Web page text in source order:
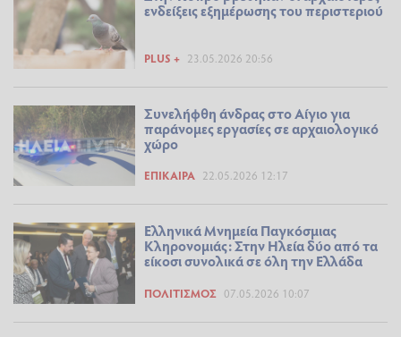
ενδείξεις εξημέρωσης του περιστεριού
PLUS + 23.05.2026 20:56
Συνελήφθη άνδρας στο Αίγιο για
παράνομες εργασίες σε αρχαιολογικό
χώρο
ΕΠΊΚΑΙΡΑ 22.05.2026 12:17
Ελληνικά Μνημεία Παγκόσμιας
Κληρονομιάς: Στην Ηλεία δύο από τα
είκοσι συνολικά σε όλη την Ελλάδα
ΠΟΛΙΤΙΣΜΌΣ 07.05.2026 10:07